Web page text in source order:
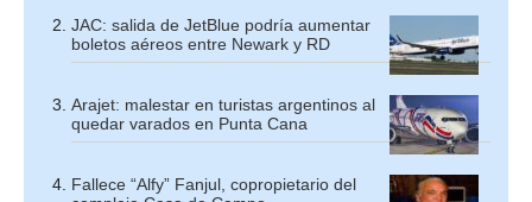
JAC: salida de JetBlue podría aumentar
boletos aéreos entre Newark y RD
Arajet: malestar en turistas argentinos al
quedar varados en Punta Cana
Fallece “Alfy” Fanjul, copropietario del